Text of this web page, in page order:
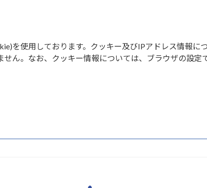
を使用しております。クッキー及びIPアドレス情報に
ん。なお、クッキー情報については、ブラウザの設定